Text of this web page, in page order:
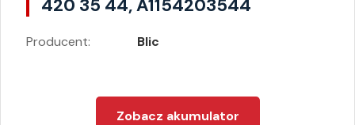
420 35 44, A1154203544
Producent: Blic
Zobacz akumulator